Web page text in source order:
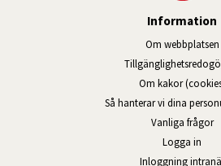
Information
Om webbplatsen
Om kakor
Så hanterar vi dina
Vanliga frågor
Logga in
Inloggning